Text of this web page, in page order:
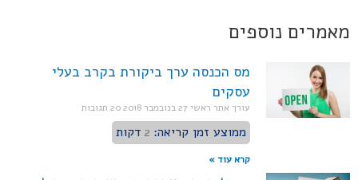
מאמרים נוספים
מס הכנסה ערך ביקורת בקרב בעלי
עסקים
עורך אתר ראשי 27 בנובמבר 2018 20 תגובות
ממוצע זמן קריאה: 2 דקות
קרא עוד »